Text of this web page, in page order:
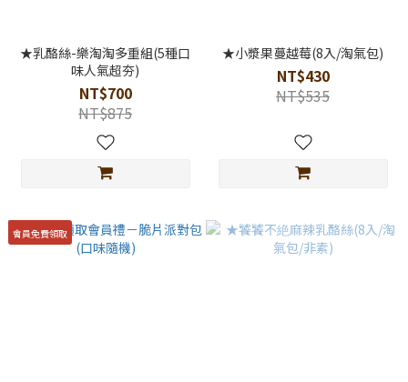
★乳酪絲-樂淘淘多重組(5種口
味人氣超夯)
NT$700
NT$875
★小漿果蔓越莓(8入/淘氣包)
NT$430
NT$535
會員免費領取